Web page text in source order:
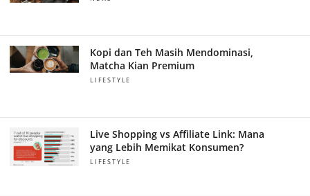
Kopi dan Teh Masih Mendominasi,
Matcha Kian Premium
LIFESTYLE
Live Shopping vs Affiliate Link: Mana
yang Lebih Memikat Konsumen?
LIFESTYLE